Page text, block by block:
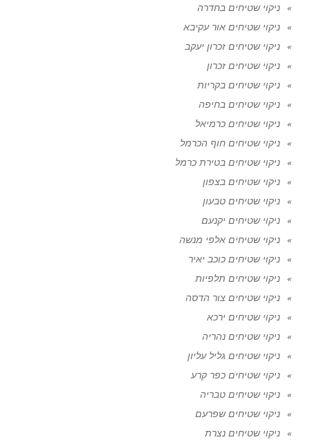
ניקוי שטיחים בחדרה
ניקוי שטיחים אור עקיבא
ניקוי שטיחים זכרון יעקב
ניקוי שטיחים זכרון
ניקוי שטיחים בקריות
ניקוי שטיחים בחיפה
ניקוי שטיחים כרמיאל
ניקוי שטיחים חוף הכרמל
ניקוי שטיחים בטירת כרמל
ניקוי שטיחים בצפון
ניקוי שטיחים טבעון
ניקוי שטיחים יקנעם
ניקוי שטיחים אלפי מנשה
ניקוי שטיחים כוכב יאיר
ניקוי שטיחים תלפיות
ניקוי שטיחים צור הדסה
ניקוי שטיחים ירכא
ניקוי שטיחים נהריה
ניקוי שטיחים גליל עליון
ניקוי שטיחים כפר קרע
ניקוי שטיחים טבריה
ניקוי שטיחים שפרעם
ניקוי שטיחים נצרת